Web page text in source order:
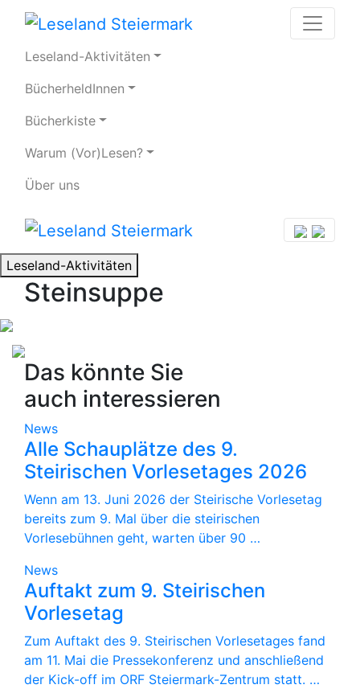
Leseland-Aktivitäten
BücherheldInnen
Bücherkiste
Warum (Vor)Lesen?
Über uns
Leseland-Aktivitäten
Steinsuppe
Das könnte Sie
auch interessieren
News
Alle Schauplätze des 9.
Steirischen Vorlesetages 2026
Wenn am 13. Juni 2026 der Steirische Vorlesetag
bereits zum 9. Mal über die steirischen
Vorlesebühnen geht, warten über 90 …
News
Auftakt zum 9. Steirischen
Vorlesetag
Zum Auftakt des 9. Steirischen Vorlesetages fand
am 11. Mai die Pressekonferenz und anschließend
der Kick-off im ORF Steiermark-Zentrum statt. …